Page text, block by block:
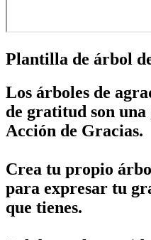
Plantilla de árbol
Los árboles de
de gratitud son
Acción de Gracias.
Crea tu propio
para expresar tu
que tienes.